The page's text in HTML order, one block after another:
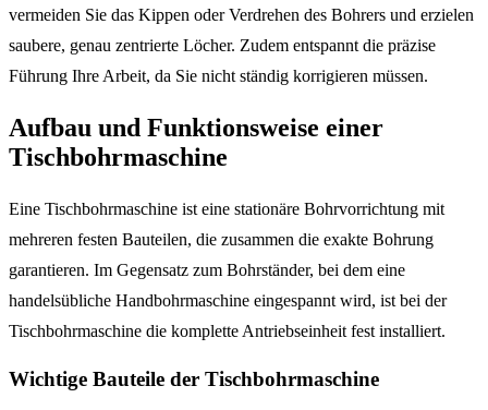
vermeiden Sie das Kippen oder Verdrehen des Bohrers und erzielen
saubere, genau zentrierte Löcher. Zudem entspannt die präzise
Führung Ihre Arbeit, da Sie nicht ständig korrigieren müssen.
Aufbau und Funktionsweise einer
Tischbohrmaschine
Eine Tischbohrmaschine ist eine stationäre Bohrvorrichtung mit
mehreren festen Bauteilen, die zusammen die exakte Bohrung
garantieren. Im Gegensatz zum Bohrständer, bei dem eine
handelsübliche Handbohrmaschine eingespannt wird, ist bei der
Tischbohrmaschine die komplette Antriebseinheit fest installiert.
Wichtige Bauteile der Tischbohrmaschine